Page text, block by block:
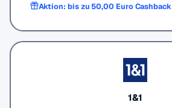
Aktion: bis zu 50,00 Euro Cashback
1&1